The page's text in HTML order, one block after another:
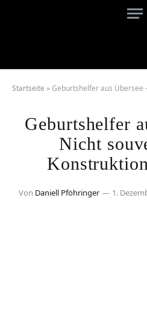
Startseite »Geburtshelfer aus Übersee –
Geburtshelfer
Nicht
Von Daniell Pföhringer 1.